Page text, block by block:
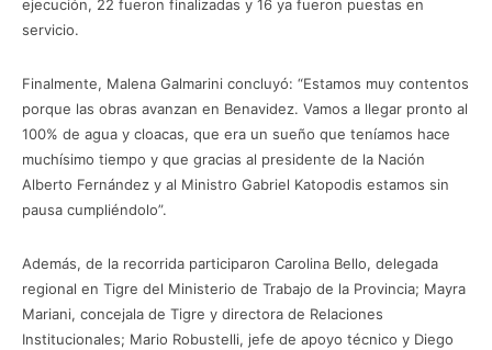
ejecución, 22 fueron finalizadas y 16 ya fueron puestas en
servicio.
Finalmente, Malena Galmarini concluyó: “Estamos muy contentos
porque las obras avanzan en Benavidez. Vamos a llegar pronto al
100% de agua y cloacas, que era un sueño que teníamos hace
muchísimo tiempo y que gracias al presidente de la Nación
Alberto Fernández y al Ministro Gabriel Katopodis estamos sin
pausa cumpliéndolo”.
Además, de la recorrida participaron Carolina Bello, delegada
regional en Tigre del Ministerio de Trabajo de la Provincia; Mayra
Mariani, concejala de Tigre y directora de Relaciones
Institucionales; Mario Robustelli, jefe de apoyo técnico y Diego